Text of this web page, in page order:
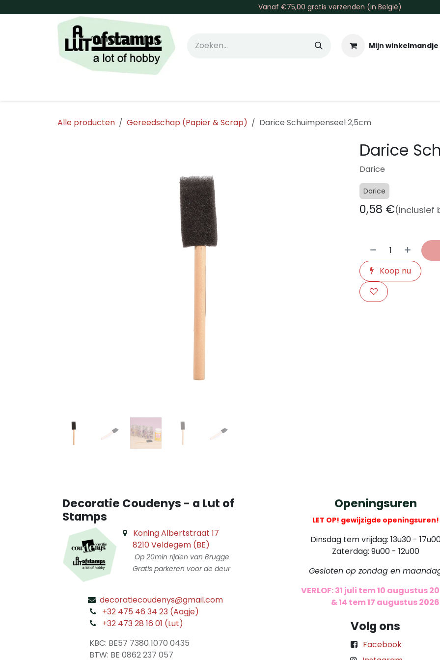
Vanaf €75,00 gratis verzenden (in België)
Mijn winkelmandje
Alle producten Gereedschap (Papier & Scrap) Darice Schuimpenseel 2,5cm
Darice
Darice
Darice
0,58 €(Inclusief
Koop nu
Decoratie Coudenys - a Lut of
Stamps
Koning Albertstraat 17
8210 Veldegem (BE)
Op 20min rijden van Brugge
Gratis parkeren voor de deur
decoratiecoudenys@gmail.com
+32 475 46 34 23 (Aagje)
+32 473 28 16 01 (Lut)
KBC: BE57 7380 1070 0435
​ BTW: BE 0862 237 057
Openingsuren
LET OP! gewijzigde openingsuren!
Dinsdag tem vrijdag: 13u30 -
Zaterdag: 9u00 - 12u00
Gesloten op zondag en
VERLOF: 31 juli tem 10 augustus
& 14 tem 17 augustus 2026
Volg ons
Facebook